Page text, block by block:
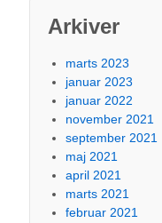
Arkiver
marts 2023
januar 2023
januar 2022
november 2021
september 2021
maj 2021
april 2021
marts 2021
februar 2021